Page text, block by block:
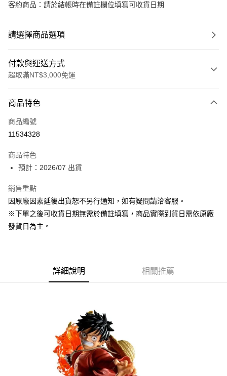
客約商品：請於結帳時在備註欄位填寫可收貨日期
請選擇商品選項
付款與運送方式
超取滿NT$3,000免運
信用卡一次付款
超商取貨付款
大哥付你分期
【大哥付你分期使用說明】
1.本服務由台灣大哥大提供，台灣大哥大用戶可立即使用無須另外申請。
流程，驗證手機門號後，選擇欲分期的期數、繳款截止日，確認付款後即完
成交易。
【繳款方式說明】
1.分期款項不併入電信帳單，「大哥付你分期」於每月結算日後寄送繳費提
1.本服務係由「台灣大哥大股份有限公司」（以下簡稱本公司）所提供，讓
用戶於交易時，得透過本服務購買商品或服務，並由商店將買賣／分期付款
買賣價金債權讓與本公司後，依約使用本公司帳單繳交帳款。
2.基於同意付款使用「大哥付你分期」之契約關係目的，商店將以您的個人
資料（包含姓名、電話或地址）提供予台灣大哥大進項蒐集、處理及利用，
ATM付款
運送方式
預購-付款後全家取貨(舊)
每筆NT$90，滿NT$3,000(含以上)免運費
每筆NT$90，滿NT$3,000(含以上)免運費
預購-付款後7-11取貨(舊)
每筆NT$90，滿NT$3,000(含以上)免運費
商品特色
商品編號
11534328
商品特色
預計：2026/07 出貨
銷售重點
因原廠因素延後出貨恕不另行通知，如有疑問請洽客服。
※下單之後可收貨日期無需於備註填寫，商品實際到貨日需依原廠
發貨日為主。
詳細說明 相關推薦